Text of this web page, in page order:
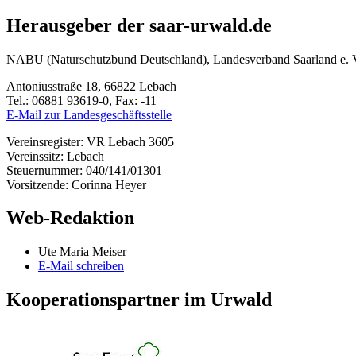
Herausgeber der saar-urwald.de
NABU (Naturschutzbund Deutschland), Landesverband Saarland e.
Antoniusstraße 18, 66822 Lebach
Tel.: 06881 93619-0, Fax: -11
E-Mail zur Landesgeschäftsstelle
Vereinsregister: VR Lebach 3605
Vereinssitz: Lebach
Steuernummer: 040/141/01301
Vorsitzende: Corinna Heyer
Web-Redaktion
Ute Maria Meiser
E-Mail schreiben
Kooperationspartner im Urwald